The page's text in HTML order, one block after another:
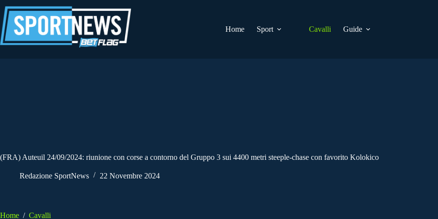
al
contenuto
Home
Sport Cavalli Guide
(FRA) Auteuil 24/09/2024: riunione con corse a contorno del Gruppo 3 sui 4400 metri steeple-chase con favorito Kolokico
Redazione SportNews 22 Novembre 2024
Home / Cavalli